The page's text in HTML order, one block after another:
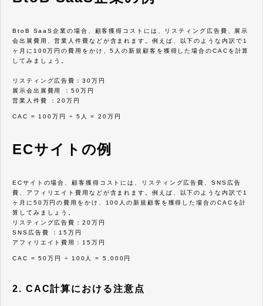
BtoB SaaS企業の場合、顧客獲得コストには、リスティング広告費、展示
会出展費用、営業人件費などが含まれます。例えば、以下のような内訳で1
ヶ月に100万円の費用をかけ、5人の新規顧客を獲得した場合のCACを計算
してみましょう。
リスティング広告費：30万円
展示会出展費用 ：50万円
営業人件費 ：20万円
CAC = 100万円 ÷ 5人 = 20万円
ECサイトの例
ECサイトの場合、顧客獲得コストには、リスティング広告費、SNS広告
費、アフィリエイト費用などが含まれます。例えば、以下のような内訳で1
ヶ月に50万円の費用をかけ、100人の新規顧客を獲得した場合のCACを計
算してみましょう。
リスティング広告費：20万円
SNS広告費 ：15万円
アフィリエイト費用：15万円
CAC = 50万円 ÷ 100人 = 5,000円
2. CAC計算における注意点